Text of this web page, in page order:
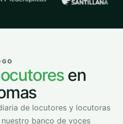
en
de locutores y locutoras
banco de voces